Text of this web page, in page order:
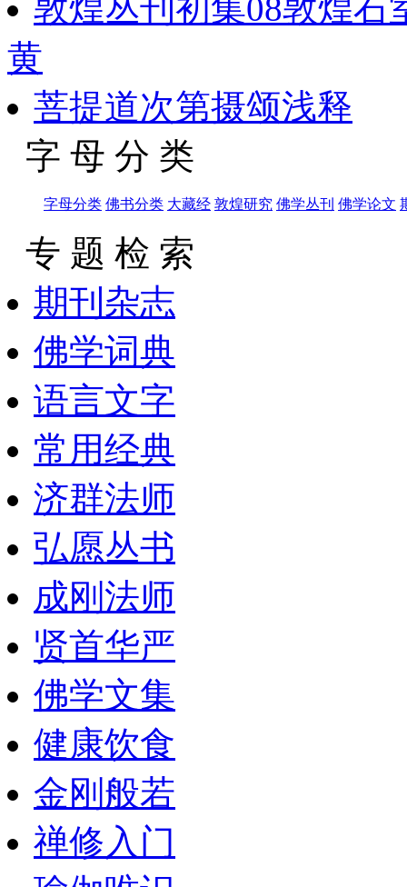
敦煌丛刊初集08敦煌石
黄
菩提道次第摄颂浅释
字 母 分 类
字母分类 佛书分类 大藏经 敦煌研究 佛学丛刊 佛学论文
专 题 检 索
期刊杂志
佛学词典
语言文字
常用经典
济群法师
弘愿丛书
成刚法师
贤首华严
佛学文集
健康饮食
金刚般若
禅修入门